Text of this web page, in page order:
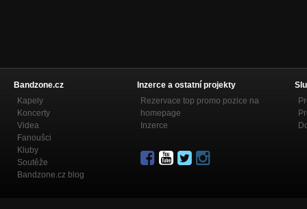
Bandzone.cz
Kapely
Koncerty
Videa
Fanoušci
Kluby
Soutěže
Bandzone.cz blog
Inzerce a ostatní projekty
Rezervace top promo pozice na
homepage
Inzerce